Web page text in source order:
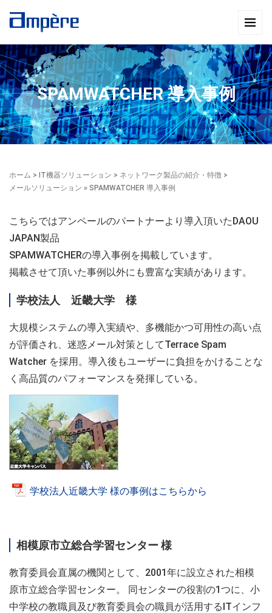
SPAMWATCHER 導入事例
ホーム > IT機器ソリューション > ネットワーク製品の紹介・特徴 >
メールソリューション » SPAMWATCHER 導入事例
こちらではアンペールのパートナーより導入頂いたDAOU
JAPAN製品
SPAMWATCHERの導入事例を掲載しています。
掲載させて頂いた事例以外にも豊富な実績があります。
学校法人 近畿大学 様
大規模システムの導入実績や、多機能かつ可用性の高い点
が評価され、迷惑メール対策としてTerrace Spam
Watcher を採用。導入後もユーザーに負担をかけることな
く高品質のパフォーマンスを発揮している。
学校法人近畿大学 様の事例はこちらから
相模原市立総合学習センター 様
教育委員会直属の機関として、2001年に設立された相模
原市立総合学習センター。 同センターの役割の1つに、小
中学校の教職員及び教育委員会の職員が活用するITインフ